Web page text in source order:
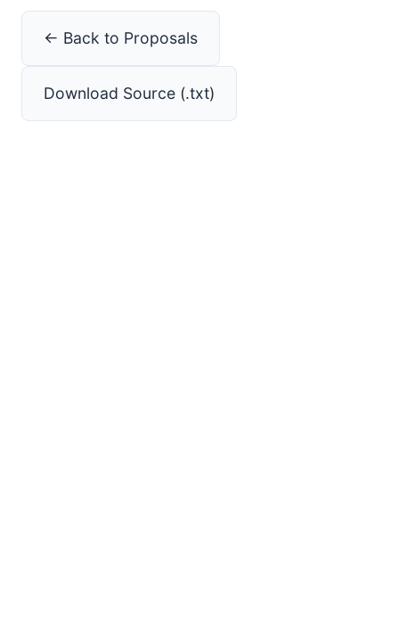
← Back to Proposals
Download Source (.txt)